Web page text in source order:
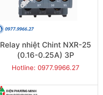
Relay nhiệt Chint NXR-25
(0.16-0.25A) 3P
Hotline: 0977.9966.27